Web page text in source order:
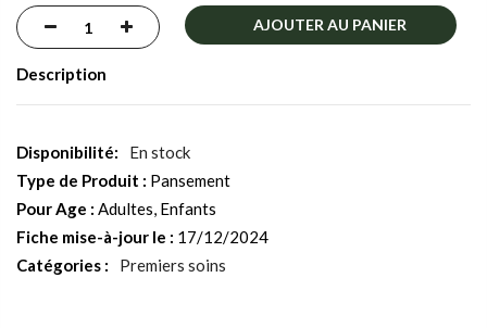
AJOUTER AU PANIER
Description
En stock
Type de Produit : Pansement
Pour Age : Adultes, Enfants
Fiche mise-à-jour le : 17/12/2024
Catégories :
Premiers soins